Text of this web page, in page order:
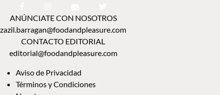
ANÚNCIATE CON NOSOTROS
zazil.barragan@foodandpleasure.com
CONTACTO EDITORIAL
editorial@foodandpleasure.com
Aviso de Privacidad
Términos y Condiciones